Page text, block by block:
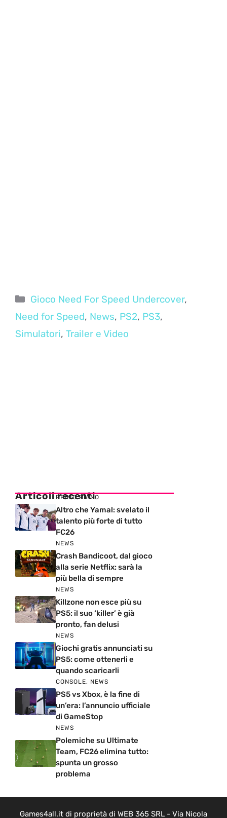
Categorie
Gioco Need For Speed Undercover,
Need for Speed, News, PS2, PS3,
Simulatori, Trailer e Video
Articoli recenti
PRIMO PIANO
Altro che Yamal: svelato il
talento più forte di tutto
FC26
NEWS
Crash Bandicoot, dal gioco
alla serie Netflix: sarà la
più bella di sempre
NEWS
Killzone non esce più su
PS5: il suo ‘killer’ è già
pronto, fan delusi
NEWS
Giochi gratis annunciati su
PS5: come ottenerli e
quando scaricarli
CONSOLE, NEWS
PS5 vs Xbox, è la fine di
un’era: l’annuncio ufficiale
di GameStop
NEWS
Polemiche su Ultimate
Team, FC26 elimina tutto:
spunta un grosso
problema
Games4all.it di proprietà di WEB 365 SRL - Via Nicola